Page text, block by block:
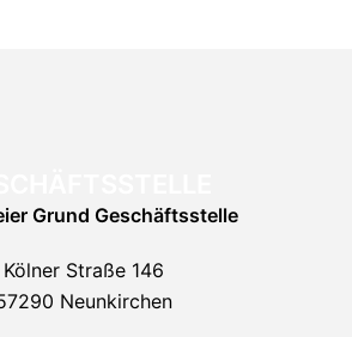
Grund Geschäftsstelle
Kölner Straße 146
Neunkirchen